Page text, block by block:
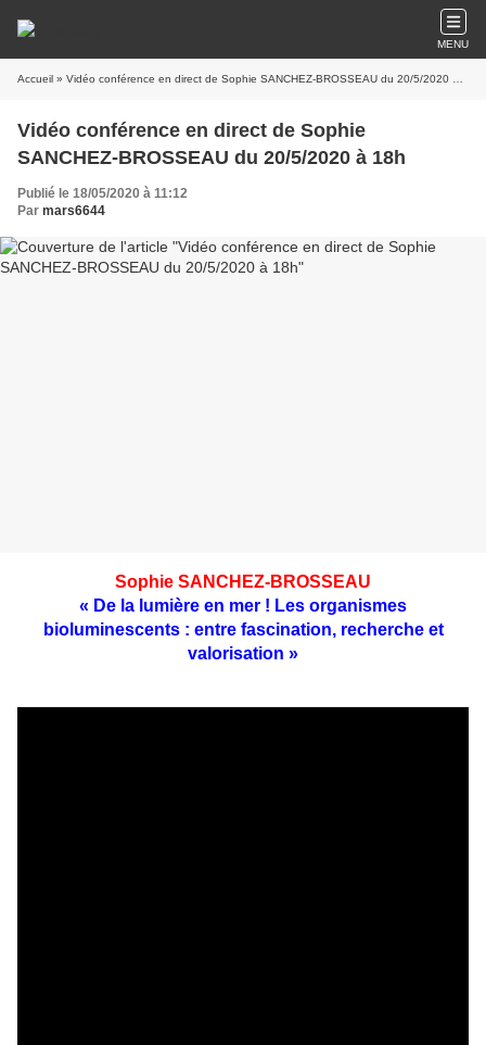
MENU
Accueil » Vidéo conférence en direct de Sophie SANCHEZ-BROSSEAU du 20/5/2020 à 18h
Vidéo conférence en direct de Sophie
SANCHEZ-BROSSEAU du 20/5/2020 à 18h
Publié le 18/05/2020 à 11:12
Par mars6644
Sophie SANCHEZ-BROSSEAU
« De la lumière en mer ! Les organismes
bioluminescents : entre fascination, recherche et
valorisation »